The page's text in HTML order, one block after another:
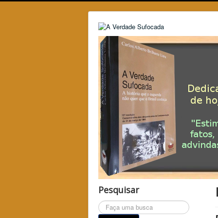
Pesquisar
Pesquisar...